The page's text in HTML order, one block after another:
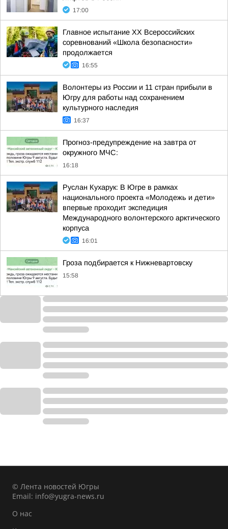
17:00
Главное испытание XX Всероссийских
соревнований «Школа безопасности»
продолжается
16:55
Волонтеры из России и 11 стран прибыли в
Югру для работы над сохранением
культурного наследия
16:37
Прогноз-предупреждение на завтра от
окружного МЧС:
16:18
Руслан Кухарук: В Югре в рамках
национального проекта «Молодежь и дети»
впервые проходит экспедиция
Международного волонтерского арктического
корпуса
16:01
Гроза подбирается к Нижневартовску
15:58
© Лента новостей Югры
Email: info@yugra-news.ru
О нас